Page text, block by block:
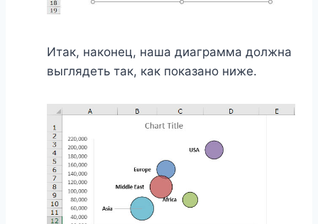
Итак, наконец, наша диаграмма должна
выглядеть так, как показано ниже.